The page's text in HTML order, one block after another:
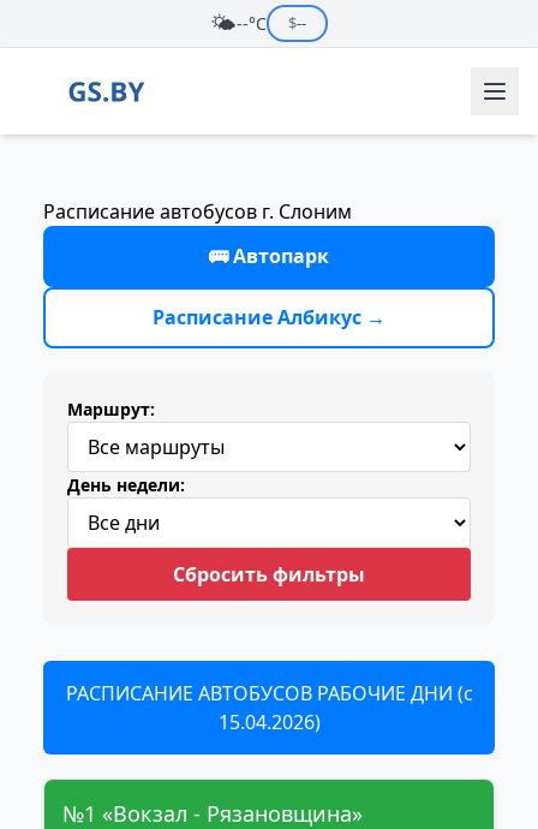
🌤️--°C $--
Расписание автобусов г. Слоним
🚌 Автопарк
Расписание Албикус →
Маршрут:
День недели:
Сбросить фильтры
РАСПИСАНИЕ АВТОБУСОВ РАБОЧИЕ ДНИ (с
15.04.2026)
№1 «Вокзал - Рязановщина»